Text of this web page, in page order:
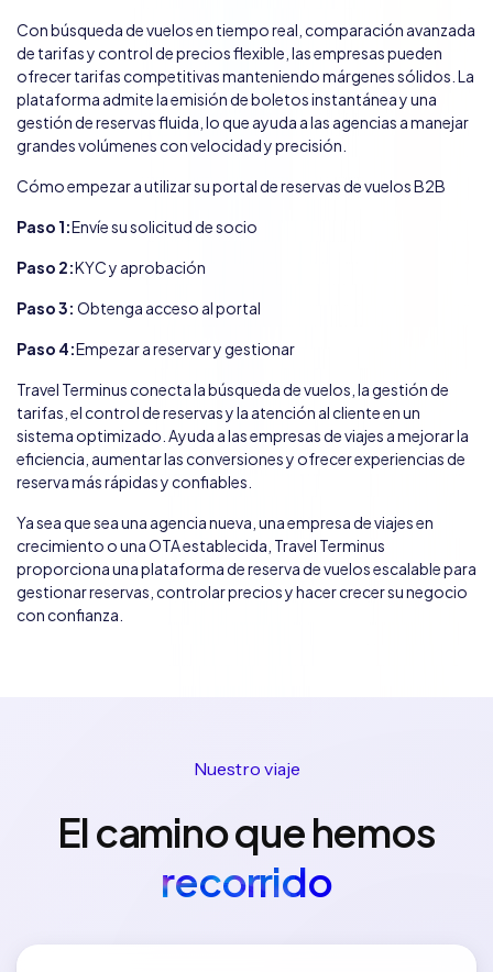
Con búsqueda de vuelos en tiempo real, comparación avanzada
de tarifas y control de precios flexible, las empresas pueden
ofrecer tarifas competitivas manteniendo márgenes sólidos. La
plataforma admite la emisión de boletos instantánea y una
gestión de reservas fluida, lo que ayuda a las agencias a manejar
grandes volúmenes con velocidad y precisión.
Cómo empezar a utilizar su portal de reservas de vuelos B2B
Paso 1:Envíe su solicitud de socio
Paso 2:KYC y aprobación
Paso 3: Obtenga acceso al portal
Paso 4:Empezar a reservar y gestionar
Travel Terminus conecta la búsqueda de vuelos, la gestión de
tarifas, el control de reservas y la atención al cliente en un
sistema optimizado. Ayuda a las empresas de viajes a mejorar la
eficiencia, aumentar las conversiones y ofrecer experiencias de
reserva más rápidas y confiables.
Ya sea que sea una agencia nueva, una empresa de viajes en
crecimiento o una OTA establecida, Travel Terminus
proporciona una plataforma de reserva de vuelos escalable para
gestionar reservas, controlar precios y hacer crecer su negocio
con confianza.
Nuestro viaje
El camino que hemos
recorrido